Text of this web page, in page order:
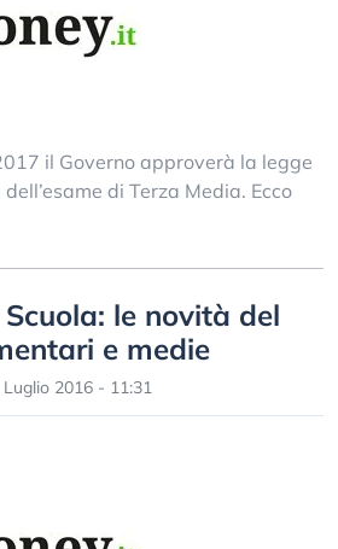
il Governo approverà la legge
di Terza Media. Ecco
le novità del
e medie
Luglio 2016 - 11:31